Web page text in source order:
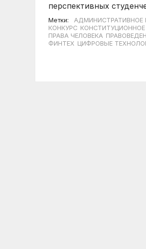
перспективных
Метки: АДМИНИСТРАТИВНОЕ
КОНКУРС КОНСТИТУЦИОННОЕ
ПРАВА ЧЕЛОВЕКА
ФИНТЕХ ЦИФРОВЫЕ